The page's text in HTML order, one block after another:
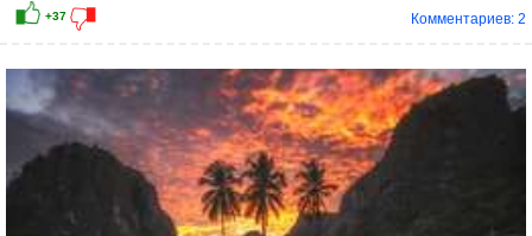
Комментариев: 2